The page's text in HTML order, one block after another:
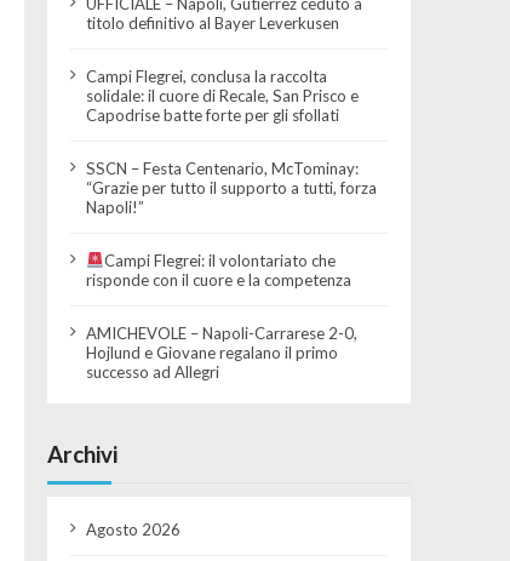
titolo definitivo al Bayer Leverkusen
Campi Flegrei, conclusa la raccolta
solidale: il cuore di Recale, San Prisco e
Capodrise batte forte per gli sfollati
SSCN – Festa Centenario, McTominay:
“Grazie per tutto il supporto a tutti, forza
Napoli!”
Campi Flegrei: il volontariato che
risponde con il cuore e la competenza
AMICHEVOLE – Napoli-Carrarese 2-0,
Hojlund e Giovane regalano il primo
successo ad Allegri
Archivi
Agosto 2026